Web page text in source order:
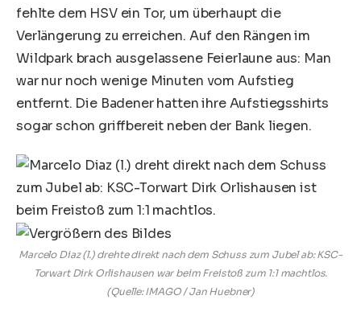
fehlte dem HSV ein Tor, um überhaupt die
Verlängerung zu erreichen. Auf den Rängen im
Wildpark brach ausgelassene Feierlaune aus: Man
war nur noch wenige Minuten vom Aufstieg
entfernt. Die Badener hatten ihre Aufstiegsshirts
sogar schon griffbereit neben der Bank liegen.
Marcelo Diaz (l.) drehte direkt nach dem Schuss zum Jubel ab: KSC-
Torwart Dirk Orlishausen war beim Freistoß zum 1:1 machtlos.
(Quelle: IMAGO / Jan Huebner)